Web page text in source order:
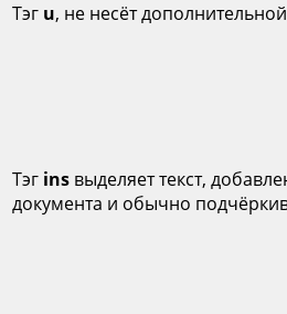
Тэг u, не несёт
Тэг insвыделяет текст,
документа и обычно